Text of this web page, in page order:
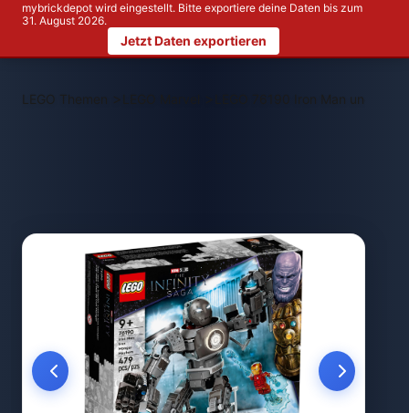
mybrickdepot wird eingestellt. Bitte exportiere deine Daten bis zum
31. August 2026.
Jetzt Daten exportieren
LEGO Themen > LEGO 76190 Iron Man und das